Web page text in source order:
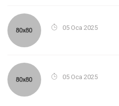
05 Oca 2025
05 Oca 2025